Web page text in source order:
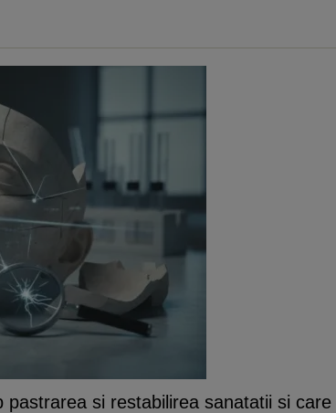
si restabilirea sanatatii si